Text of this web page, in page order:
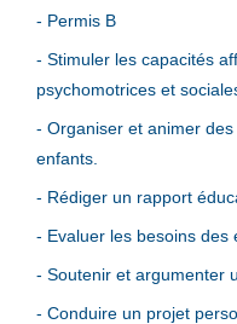
- Permis B
- Stimuler les capacités
psychomotrices et
- Organiser et animer
enfants.
- Rédiger un rapport
- Evaluer les besoins des
- Soutenir et argumenter
- Conduire un projet